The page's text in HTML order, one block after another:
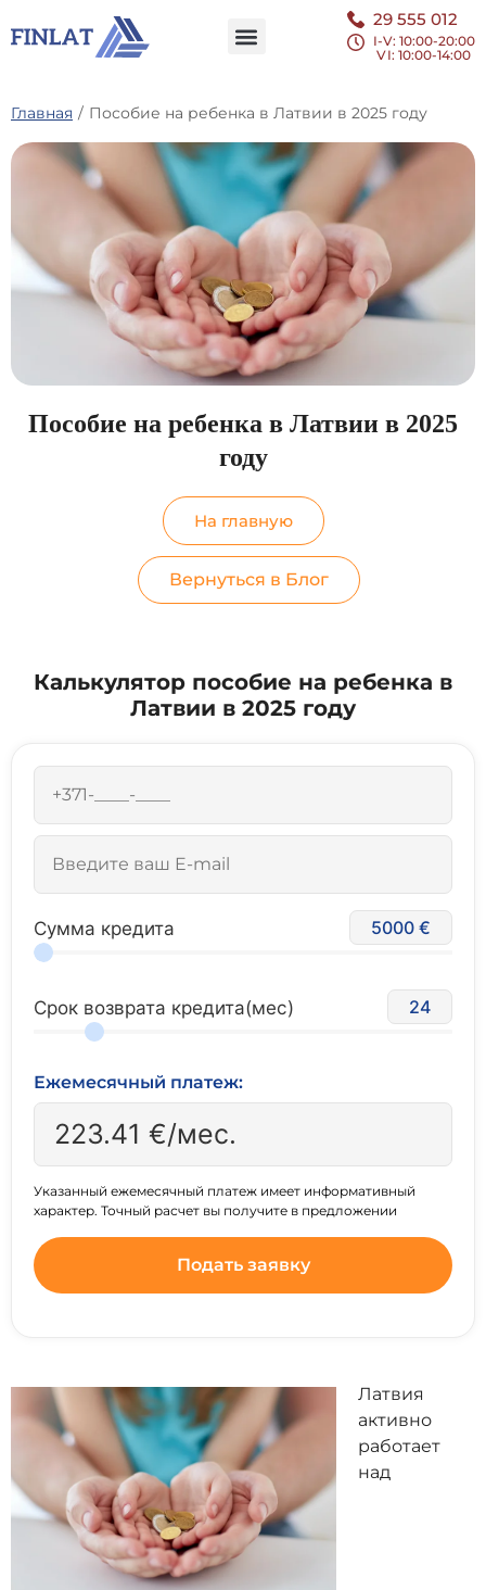
29 555 012
I-V: 10:00-20:00
VI: 10:00-14:00
Главная / Пособие на ребенка в Латвии в 2025 году
Пособие на ребенка в Латвии в 2025
году
На главную
Вернуться в Блог
Калькулятор пособие на ребенка в
Латвии в 2025 году
Сумма кредита 5000
Срок возврата кредита(мес) 24
Ежемесячный платеж:
223.41 €/мес.
Указанный ежемесячный платеж имеет информативный
характер. Точный расчет вы получите в предложении
Подать заявку
Латвия
активно
работает
над